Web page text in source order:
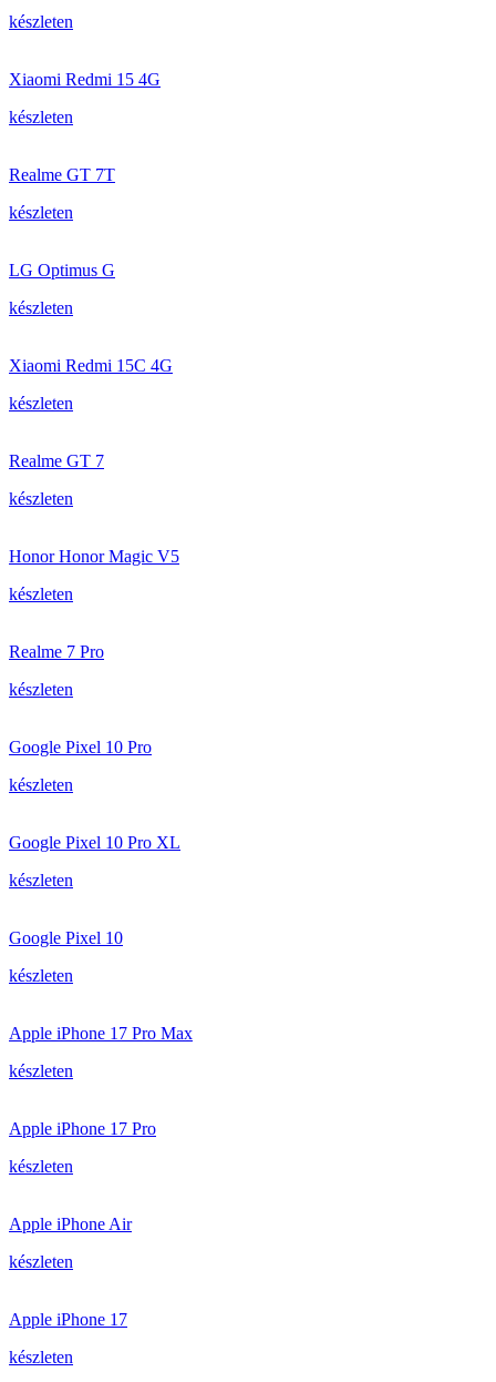
készleten
Xiaomi Redmi 15 4G
készleten
Realme GT 7T
készleten
LG Optimus G
készleten
Xiaomi Redmi 15C 4G
készleten
Realme GT 7
készleten
Honor Honor Magic V5
készleten
Realme 7 Pro
készleten
Google Pixel 10 Pro
készleten
Google Pixel 10 Pro XL
készleten
Google Pixel 10
készleten
Apple iPhone 17 Pro Max
készleten
Apple iPhone 17 Pro
készleten
Apple iPhone Air
készleten
Apple iPhone 17
készleten